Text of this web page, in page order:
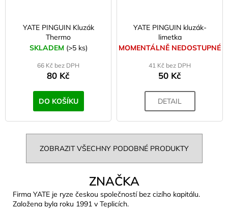
YATE PINGUIN Kluzák
Thermo
SKLADEM (>5 ks)
66 Kč bez DPH
80 Kč
DO KOŠÍKU
YATE PINGUIN kluzák-
limetka
MOMENTÁLNĚ NEDOSTUPNÉ
41 Kč bez DPH
50 Kč
DETAIL
ZOBRAZIT VŠECHNY PODOBNÉ PRODUKTY
ZNAČKA
Firma YATE je ryze českou společností bez cizího kapitálu.
Založena byla roku 1991 v Teplicích.